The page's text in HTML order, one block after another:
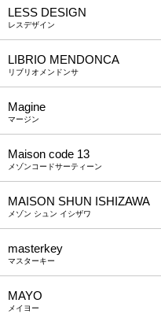
LESS DESIGN
レスデザイン
LIBRIO MENDONCA
リブリオメンドンサ
Magine
マージン
Maison code 13
メゾンコードサーティーン
MAISON SHUN ISHIZAWA
メゾン シュン イシザワ
masterkey
マスターキー
MAYO
メイヨー